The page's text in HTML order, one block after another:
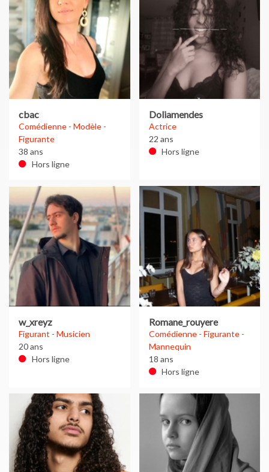
cbac
Comédienne - Modèle -
Figurante
38 ans
Hors ligne
Doliamendes
Actrice
22 ans
Hors ligne
w_xreyz
Figurant - Musicien
20 ans
Hors ligne
Romane_rouyere
Comédienne - Figurante -
Mannequin
18 ans
Hors ligne